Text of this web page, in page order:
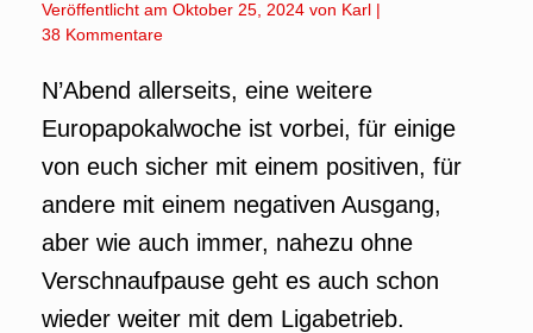
Veröffentlicht am Oktober 25, 2024 von Karl |
38 Kommentare
N’Abend allerseits, eine weitere
Europapokalwoche ist vorbei, für einige
von euch sicher mit einem positiven, für
andere mit einem negativen Ausgang,
aber wie auch immer, nahezu ohne
Verschnaufpause geht es auch schon
wieder weiter mit dem Ligabetrieb.